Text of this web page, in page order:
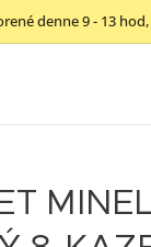
denne 9 - 13